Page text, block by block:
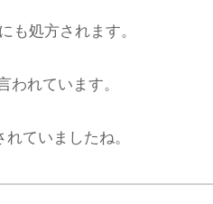
も処方されます。
れています。
ていましたね。